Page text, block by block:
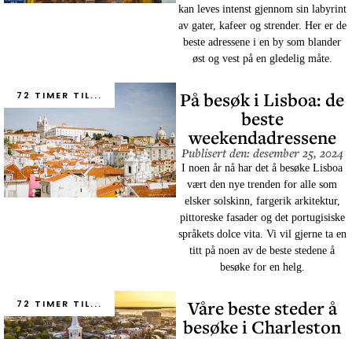
kan leves intenst gjennom sin labyrint
av gater, kafeer og strender. Her er de
beste adressene i en by som blander
øst og vest på en gledelig måte.
72 TIMER TIL... På besøk i Lisboa: de
beste
weekendadressene
Publisert den: desember 25, 2024
I noen år nå har det å besøke Lisboa
vært den nye trenden for alle som
elsker solskinn, fargerik arkitektur,
pittoreske fasader og det portugisiske
språkets dolce vita. Vi vil gjerne ta en
titt på noen av de beste stedene å
besøke for en helg.
72 TIMER TIL... Våre beste steder å
besøke i Charleston